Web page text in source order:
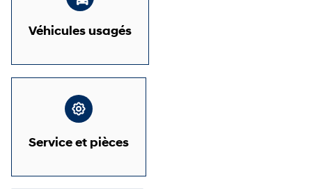
Véhicules usagés
Service et pièces